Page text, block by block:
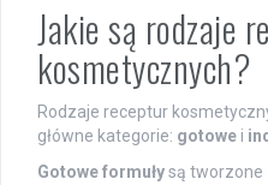
Jakie są rodzaje
kosmetycznych?
Rodzaje receptur
główne kategorie: gotowe i
Gotowe formułysą tworzone